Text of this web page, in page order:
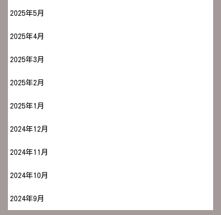
2025年5月
2025年4月
2025年3月
2025年2月
2025年1月
2024年12月
2024年11月
2024年10月
2024年9月